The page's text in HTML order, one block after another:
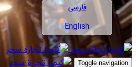
فارسی
English
Toggle navigation